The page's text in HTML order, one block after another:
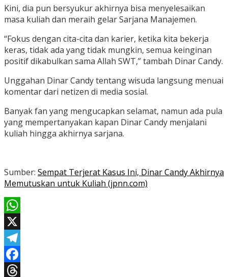
Kini, dia pun bersyukur akhirnya bisa menyelesaikan
masa kuliah dan meraih gelar Sarjana Manajemen.
“Fokus dengan cita-cita dan karier, ketika kita bekerja
keras, tidak ada yang tidak mungkin, semua keinginan
positif dikabulkan sama Allah SWT,” tambah Dinar Candy.
Unggahan Dinar Candy tentang wisuda langsung menuai
komentar dari netizen di media sosial.
Banyak fan yang mengucapkan selamat, namun ada pula
yang mempertanyakan kapan Dinar Candy menjalani
kuliah hingga akhirnya sarjana.
Sumber: Sempat Terjerat Kasus Ini, Dinar Candy Akhirnya
Memutuskan untuk Kuliah (jpnn.com)
WhatsApp
X
Telegram
Facebook